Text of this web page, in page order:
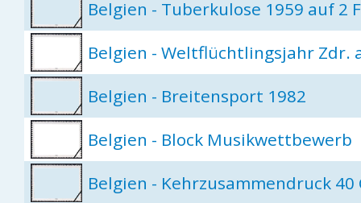
Belgien - Tuberkulose 1959 auf 2
Belgien - Weltflüchtlingsjahr Zdr.
Belgien - Breitensport 1982
Belgien - Block Musikwettbewerb
Belgien - Kehrzusammendruck 40